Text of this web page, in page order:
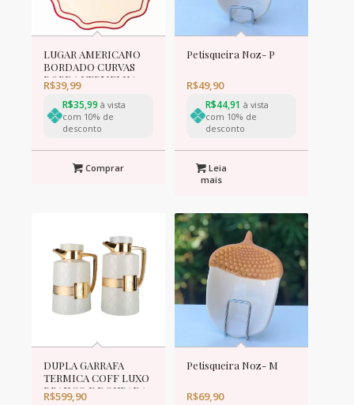
LUGAR AMERICANO
BORDADO CURVAS
BORDA VERMELHA
R$39,99
R$35,99 à vista
com 10% de
desconto
Comprar
Petisqueira Noz- P
R$49,90
R$44,91 à vista
com 10% de
desconto
Leia
mais
DUPLA GARRAFA
TERMICA COFF LUXO
BRANCO E DOURADA
R$599,90
Petisqueira Noz- M
R$69,90